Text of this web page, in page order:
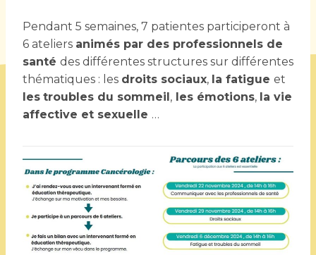
Pendant 5 semaines, 7 patientes participeront à
6 ateliers animés par des professionnels de
santé des différentes structures sur différentes
thématiques : les droits sociaux, la fatigue et
les troubles du sommeil , les émotions, la vie
affective et sexuelle …